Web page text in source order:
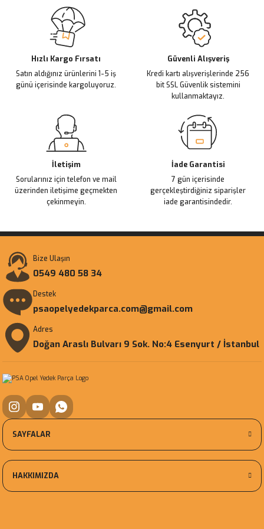
Ürün resmi kalitesiz, bozuk veya görüntülenemiyor.
Ürün açıklamasında eksik bilgiler bulunuyor.
Ürün bilgilerinde hatalar bulunuyor.
Ürün fiyatı diğer sitelerden daha pahalı.
Bu ürüne benzer farklı alternatifler olmalı.
Hızlı Kargo Fırsatı
Satın aldığınız ürünlerini 1-5 iş
günü içerisinde kargoluyoruz.
Güvenli Alışveriş
Kredi kartı alışverişlerinde 256
bit SSL Güvenlik sistemini
kullanmaktayız.
İletişim
Sorularınız için telefon ve mail
üzerinden iletişime geçmekten
çekinmeyin.
İade Garantisi
7 gün içerisinde
gerçekleştirdiğiniz siparişler
iade garantisindedir.
Bize Ulaşın
0549 480 58 34
Destek
psaopelyedekparca.com@gmail.com
Adres
Doğan Araslı Bulvarı 9 Sok. No:4 Esenyurt / İstanbul
SAYFALAR
HAKKIMIZDA